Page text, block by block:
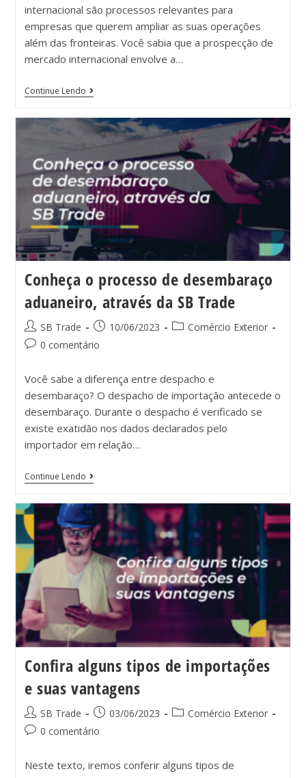
internacional são processos relevantes para
empresas que querem ampliar as suas operações
além das fronteiras. Você sabia que a prospecção de
mercado internacional envolve a…
Continue Lendo
Conheça o processo de desembaraço
aduaneiro, através da SB Trade
SB Trade 10/06/2023
Comércio Exterior
0 comentário
Você sabe a diferença entre despacho e
desembaraço? O despacho de importação antecede o
desembaraço. Durante o despacho é verificado se
existe exatidão nos dados declarados pelo
importador em relação…
Continue Lendo
Confira alguns tipos de importações
e suas vantagens
SB Trade 03/06/2023
Comércio Exterior
0 comentário
Neste texto, iremos conferir alguns tipos de